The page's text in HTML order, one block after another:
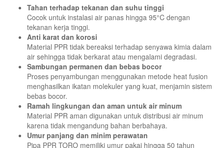
Tahan terhadap tekanan dan suhu tinggi
Cocok untuk instalasi air panas hingga 95°C dengan
tekanan kerja tinggi.
Anti karat dan korosi
Material PPR tidak bereaksi terhadap senyawa kimia dalam
air sehingga tidak berkarat atau mengalami degradasi.
Sambungan permanen dan bebas bocor
Proses penyambungan menggunakan metode heat fusion
menghasilkan ikatan molekuler yang kuat, menjamin sistem
bebas bocor.
Ramah lingkungan dan aman untuk air minum
Material PPR aman digunakan untuk distribusi air minum
karena tidak mengandung bahan berbahaya.
Umur panjang dan minim perawatan
Pipa PPR TORO memiliki umur pakai hingga 50 tahun